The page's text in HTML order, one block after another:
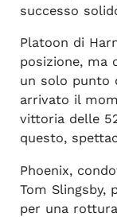
successo
Platoon di
posizione, ma
un solo punto
arrivato il
vittoria delle
questo,
Phoenix,
Tom Slingsby,
per una